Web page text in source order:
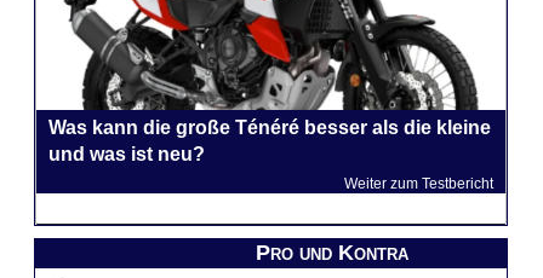
Was kann die große Ténéré besser als die kleine
und was ist neu?
Weiter zum Testbericht
Pro und Kontra